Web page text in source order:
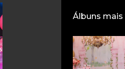
Álbuns